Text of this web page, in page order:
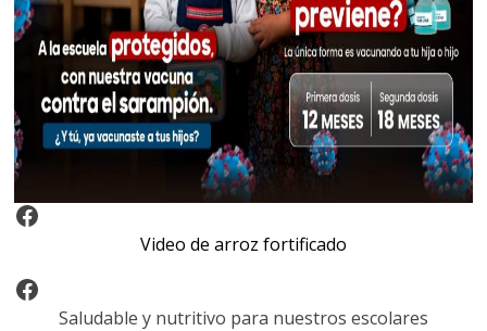
Video Arroz Fortificado
Video de arroz fortificado
Facebook
Saludable y nutritivo para nuestros escolares